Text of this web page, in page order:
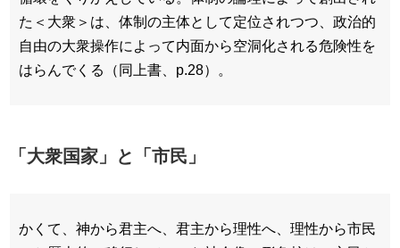
た＜大衆＞は、体制の主体として定位されつつ、政治的
自由の大衆操作によって内面から空洞化される危険性を
はらんでくる（同上書、p.28）。
「大衆国家」と「市民」
かくて、神から君主へ、君主から理性へ、理性から市民